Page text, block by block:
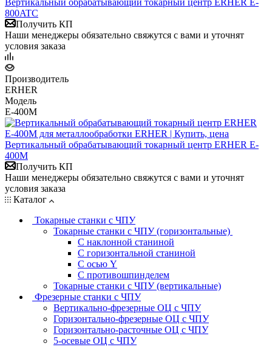
800ATC
Получить КП
Наши менеджеры обязательно свяжутся с вами и уточнят
условия заказа
Производитель
ERHER
Модель
E-400M
Вертикальный обрабатывающий токарный центр ERHER E-
400M
Получить КП
Наши менеджеры обязательно свяжутся с вами и уточнят
условия заказа
Каталог
Токарные станки с ЧПУ
Токарные станки с ЧПУ (горизонтальные)
С наклонной станиной
С горизонтальной станиной
С осью Y
С противошпинделем
Токарные станки с ЧПУ (вертикальные)
Фрезерные станки с ЧПУ
Вертикально-фрезерные ОЦ с ЧПУ
Горизонтально-фрезерные ОЦ с ЧПУ
Горизонтально-расточные ОЦ с ЧПУ
5-осевые ОЦ с ЧПУ